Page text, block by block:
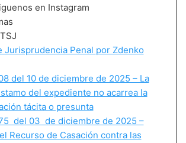
en Instagram
Jurisprudencia Penal por Zdenko
del 10 de diciembre de 2025 – La
del expediente no acarrea la
tácita o presunta
del 03 de diciembre de 2025 –
Recurso de Casación contra las